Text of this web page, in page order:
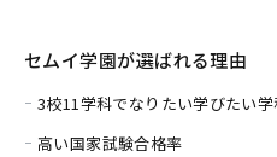
セムイ学園が選ばれる理由
3校11学科でなりたい学びたい
高い国家試験合格率